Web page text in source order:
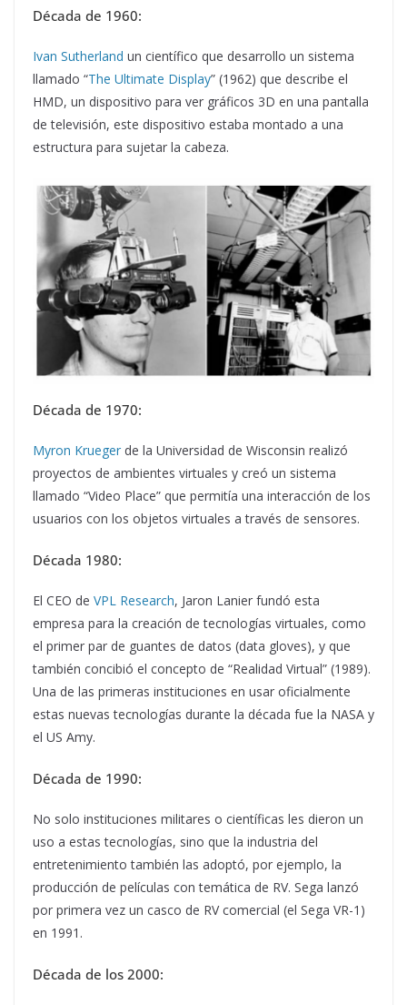
Década de 1960:
Ivan Sutherland un científico que desarrollo un sistema
llamado “The Ultimate Display” (1962) que describe el
HMD, un dispositivo para ver gráficos 3D en una pantalla
de televisión, este dispositivo estaba montado a una
estructura para sujetar la cabeza.
Década de 1970:
Myron Krueger de la Universidad de Wisconsin realizó
proyectos de ambientes virtuales y creó un sistema
llamado “Video Place” que permitía una interacción de los
usuarios con los objetos virtuales a través de sensores.
Década 1980:
El CEO de VPL Research, Jaron Lanier fundó esta
empresa para la creación de tecnologías virtuales, como
el primer par de guantes de datos (data gloves), y que
también concibió el concepto de “Realidad Virtual” (1989).
Una de las primeras instituciones en usar oficialmente
estas nuevas tecnologías durante la década fue la NASA y
el US Amy.
Década de 1990:
No solo instituciones militares o científicas les dieron un
uso a estas tecnologías, sino que la industria del
entretenimiento también las adoptó, por ejemplo, la
producción de películas con temática de RV. Sega lanzó
por primera vez un casco de RV comercial (el Sega VR-1)
en 1991.
Década de los 2000: